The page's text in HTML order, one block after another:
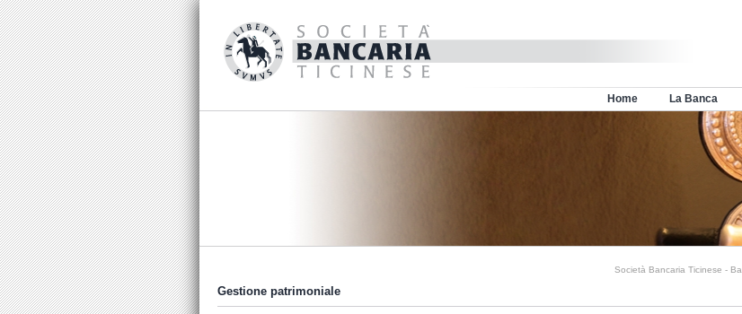
Home La Banca
Società Bancaria Ticinese -
Gestione patrimoniale